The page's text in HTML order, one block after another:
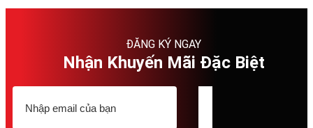
ĐĂNG KÝ NGAY
Nhận Khuyến Mãi Đặc Biệt